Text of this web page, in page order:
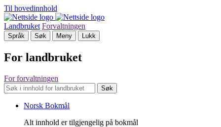
Til hovedinnhold
Landbruket Forvaltningen
Språk Søk Meny Lukk
For landbruket
For forvaltningen
Søk
Norsk Bokmål
Alt innhold er tilgjengelig på bokmål